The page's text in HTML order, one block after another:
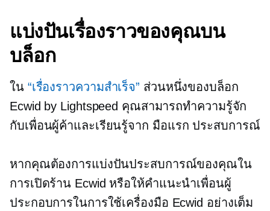
แบ่งปันเรื่องราวของคุณบน
บล็อก
ใน “เรื่องราวความสำเร็จ” ส่วนหนึ่งของบล็อก
Ecwid by Lightspeed คุณสามารถทำความรู้จัก
กับเพื่อนผู้ค้าและเรียนรู้จาก มือแรก ประสบการณ์
หากคุณต้องการแบ่งปันประสบการณ์ของคุณใน
การเปิดร้าน Ecwid หรือให้คำแนะนำเพื่อนผู้
ประกอบการในการใช้เครื่องมือ Ecwid อย่างเต็ม